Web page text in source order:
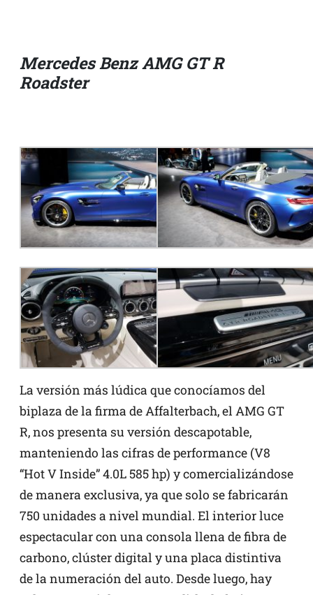
Mercedes Benz AMG GT R
Roadster
La versión más lúdica que conocíamos del
biplaza de la firma de Affalterbach, el AMG GT
R, nos presenta su versión descapotable,
manteniendo las cifras de performance (V8
“Hot V Inside” 4.0L 585 hp) y comercializándose
de manera exclusiva, ya que solo se fabricarán
750 unidades a nivel mundial. El interior luce
espectacular con una consola llena de fibra de
carbono, clúster digital y una placa distintiva
de la numeración del auto. Desde luego, hay